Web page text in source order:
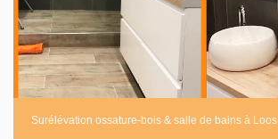
Surélévation ossature-bois & salle de bains à Loos